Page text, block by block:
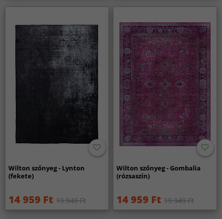
Wilton szőnyeg - Lynton
(fekete)
14 959 Ft 19 949 Ft
Wilton szőnyeg - Gombalia
(rózsaszín)
14 959 Ft 19 949 Ft